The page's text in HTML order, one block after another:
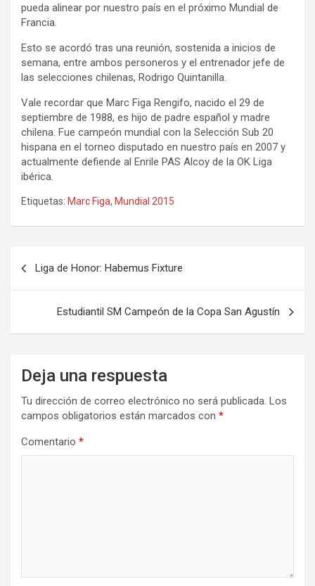
pueda alinear por nuestro país en el próximo Mundial de
Francia.
Esto se acordó tras una reunión, sostenida a inicios de
semana, entre ambos personeros y el entrenador jefe de
las selecciones chilenas, Rodrigo Quintanilla.
Vale recordar que Marc Figa Rengifo, nacido el 29 de
septiembre de 1988, es hijo de padre español y madre
chilena. Fue campeón mundial con la Selección Sub 20
hispana en el torneo disputado en nuestro país en 2007 y
actualmente defiende al Enrile PAS Alcoy de la OK Liga
ibérica.
Etiquetas: Marc Figa, Mundial 2015
entradas
Liga de Honor: Habemus Fixture
Estudiantil SM Campeón de la Copa San Agustín
Deja una respuesta
Tu dirección de correo electrónico no será publicada. Los
campos obligatorios están marcados con *
Comentario *